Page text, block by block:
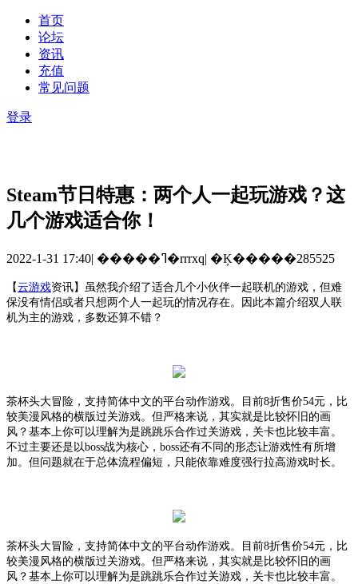
首页
论坛
资讯
充值
常见问题
登录
Steam节日特惠：两个人一起玩游戏？这
几个游戏适合你！
2022-1-31 17:40| �����ߣ�rrrxq| �Ķ�����285525
【云游戏资讯】 虽然我介绍了适合几个小伙伴一起联机的游戏，但难
保没有情侣或者只想两个人一起玩的情况存在。因此本篇介绍双人联
机为主的游戏，多数还算不错？
茶杯头大冒险，支持简体中文的平台动作游戏。目前8折售价54元，比
较美漫风格的横版过关游戏。但严格来说，其实就是比较怀旧的画
风？基本上你可以理解为是跳跳乐合作过关游戏，关卡也比较丰富。
不过主要还是以boss战为核心，boss还有不同的形态让游戏性有所增
加。但问题就在于总体流程偏短，只能依靠难度强行拉高游戏时长。
茶杯头大冒险，支持简体中文的平台动作游戏。目前8折售价54元，比
较美漫风格的横版过关游戏。但严格来说，其实就是比较怀旧的画
风？基本上你可以理解为是跳跳乐合作过关游戏，关卡也比较丰富。